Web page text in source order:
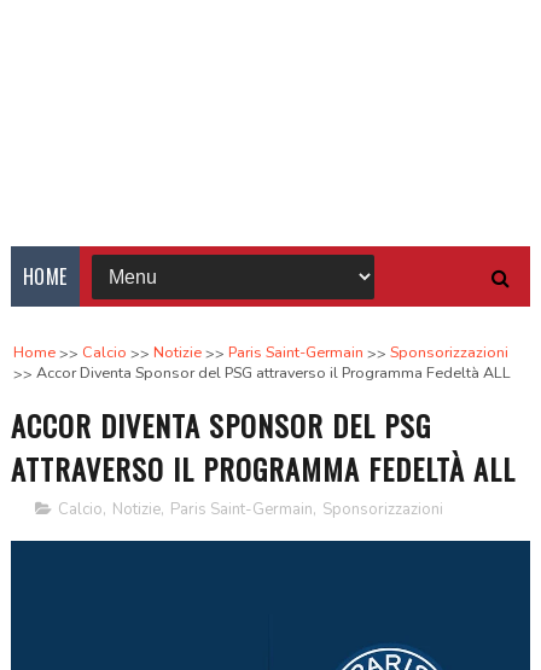
HOME
Home Calcio Notizie Paris Saint-Germain
Sponsorizzazioni
Accor Diventa Sponsor del PSG attraverso il Programma Fedeltà ALL
ACCOR DIVENTA SPONSOR DEL PSG
ATTRAVERSO IL PROGRAMMA FEDELTÀ ALL
Calcio, Notizie, Paris Saint-Germain, Sponsorizzazioni